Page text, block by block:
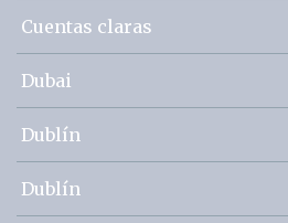
Cuentas claras
Dubai
Dublín
Dublín